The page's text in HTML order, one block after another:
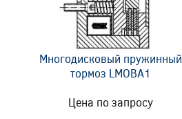
Многодисковый пружинный
тормоз LMOBA1
Цена по запросу